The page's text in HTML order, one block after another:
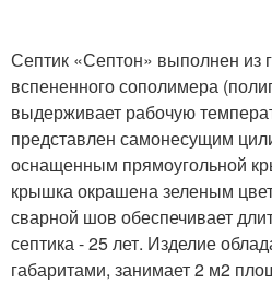
Септик «Септон» выполнен из
вспененного сополимера
выдерживает рабочую
представлен самонесущим
оснащенным прямоугольной
крышка окрашена зеленым
сварной шов обеспечивает
септика - 25 лет. Изделие
габаритами, занимает 2 м2